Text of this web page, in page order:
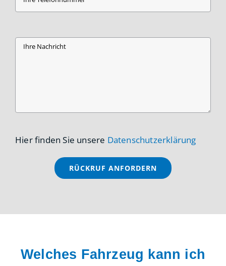
Hier finden Sie unsere Datenschutzerklärung
Welches Fahrzeug kann ich